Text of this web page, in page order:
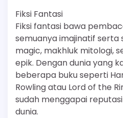
Fiksi Fantasi
Fiksi fantasi bawa
semuanya imajinatif serta
magic, makhluk mitologi,
epik. Dengan dunia yang
beberapa buku seperti
Rowling atau Lord of the
sudah menggapai
dunia.